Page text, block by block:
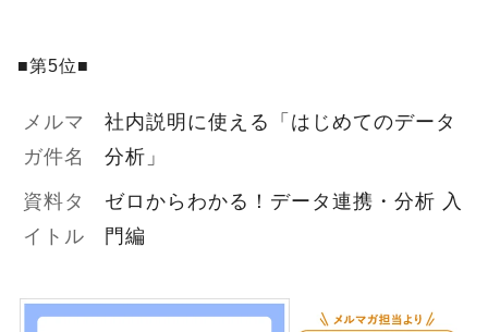
■第5位■
メルマ
ガ件名
社内説明に使える「はじめてのデータ
分析」
資料タ
イトル
ゼロからわかる！データ連携・分析 入
門編